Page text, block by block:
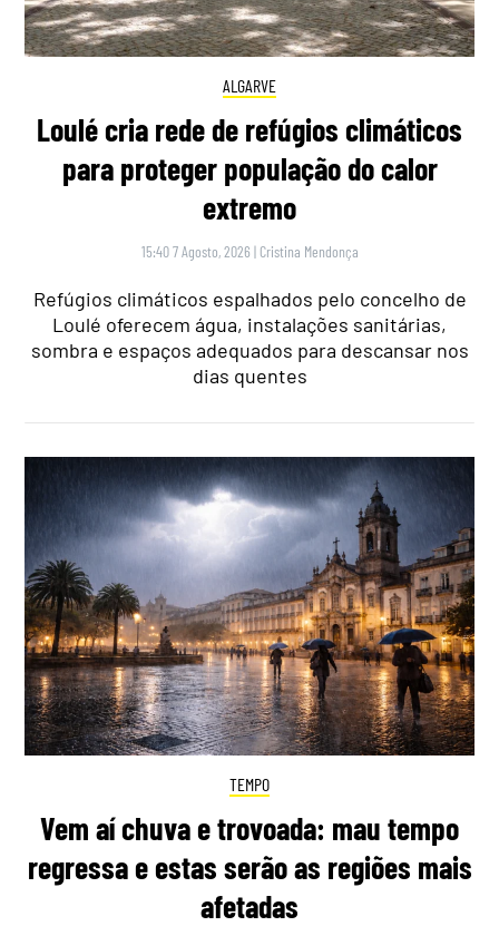
ALGARVE
Loulé cria rede de refúgios climáticos
para proteger população do calor
extremo
15:40 7 Agosto, 2026 | Cristina Mendonça
Refúgios climáticos espalhados pelo concelho de
Loulé oferecem água, instalações sanitárias,
sombra e espaços adequados para descansar nos
dias quentes
TEMPO
Vem aí chuva e trovoada: mau tempo
regressa e estas serão as regiões mais
afetadas